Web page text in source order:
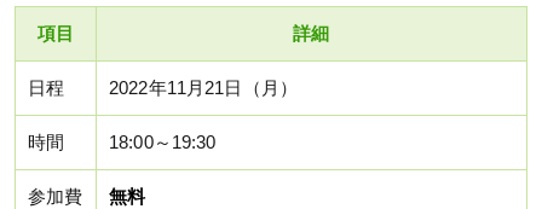
項目 詳細
日程 2022年11月21日（月）
時間 18:00～19:30
参加費 無料